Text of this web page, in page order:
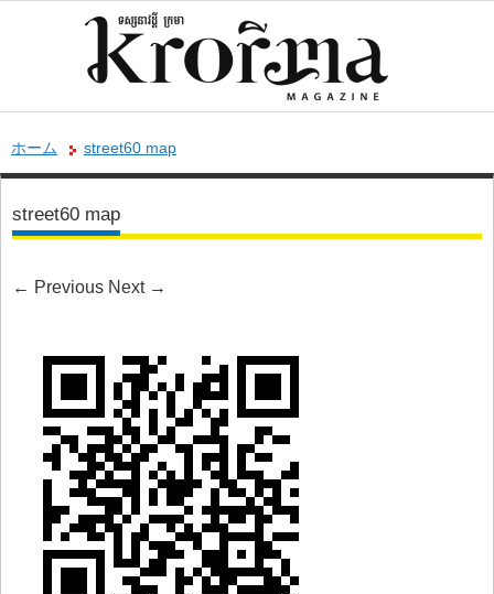
ホーム street60 map
street60 map
← Previous Next →